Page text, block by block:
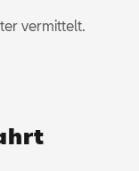
vermittelt.